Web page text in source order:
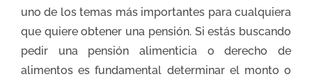
uno de los temas más importantes para cualquiera
que quiere obtener una pensión. Si estás buscando
pedir una pensión alimenticia o derecho de
alimentos es fundamental determinar el monto o